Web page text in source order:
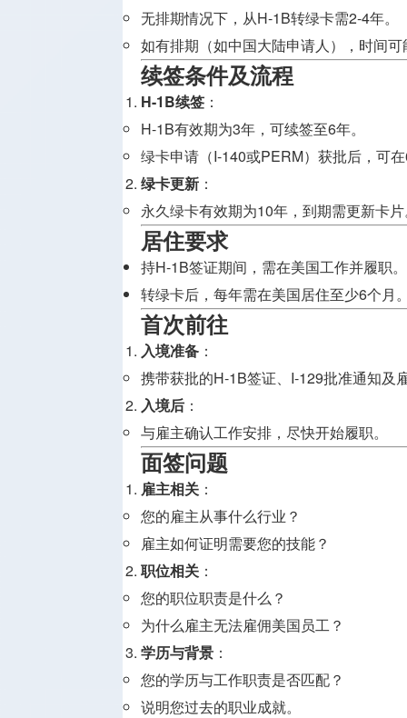
无排期情况下，从H-1B转绿卡需2-4年。
如有排期（如中国大陆申请人），时间
续签条件及流程
H-1B续签 ：
H-1B有效期为3年，可续签至6年。
绿卡申请（I-140或PERM）获批后，可
绿卡更新 ：
永久绿卡有效期为10年，到期需更新卡
居住要求
持H-1B签证期间，需在美国工作并履职。
转绿卡后，每年需在美国居住至少6个月
首次前往
入境准备 ：
携带获批的H-1B签证、I-129批准通知及
入境后 ：
与雇主确认工作安排，尽快开始履职。
面签问题
雇主相关 ：
您的雇主从事什么行业？
雇主如何证明需要您的技能？
职位相关 ：
您的职位职责是什么？
为什么雇主无法雇佣美国员工？
学历与背景 ：
您的学历与工作职责是否匹配？
说明您过去的职业成就。